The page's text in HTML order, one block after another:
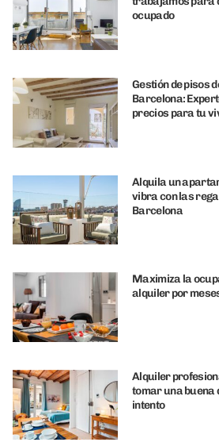
ocupado
Gestión de pisos
Barcelona:
precios para tu
Alquila un
vibra con las
Barcelona
Maximiza la
alquiler por
Alquiler
tomar una buena
intento